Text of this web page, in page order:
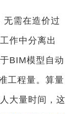
需在造价过
作中分离出
BIM模型自动
工程量。算量
大量时间，这